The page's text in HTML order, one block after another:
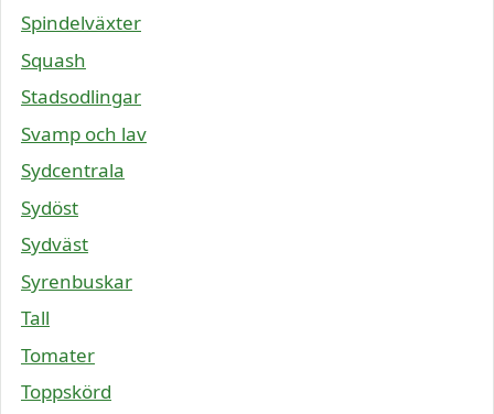
Spindelväxter
Squash
Stadsodlingar
Svamp och lav
Sydcentrala
Sydöst
Sydväst
Syrenbuskar
Tall
Tomater
Toppskörd